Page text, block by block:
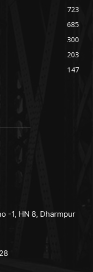
723
685
300
203
147
-1, HN 8, Dharmpur